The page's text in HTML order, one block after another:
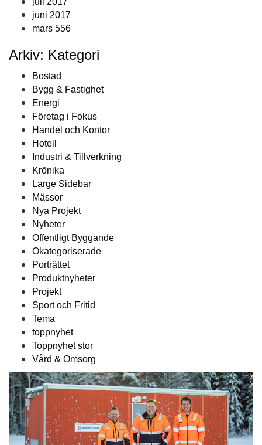
juni 2017
mars 556
Arkiv: Kategori
Bostad
Bygg & Fastighet
Energi
Företag i Fokus
Handel och Kontor
Hotell
Industri & Tillverkning
Krönika
Large Sidebar
Mässor
Nya Projekt
Nyheter
Offentligt Byggande
Okategoriserade
Porträttet
Produktnyheter
Projekt
Sport och Fritid
Tema
toppnyhet
Toppnyhet stor
Vård & Omsorg